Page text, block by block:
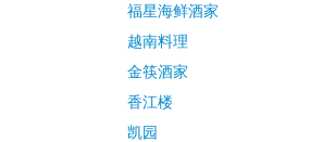
福星海鲜酒家
越南料理
金筷酒家
香江楼
凯园